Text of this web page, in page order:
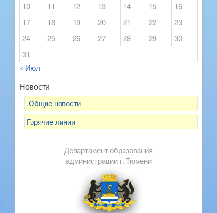
10
11 12 13 14 15
16
17
18 19 20 21 22
23
24
25 26 27 28 29
30
31
« Июл
Новости
.Общие новости
Горячие линии
Департамент образования
администрации г. Тюмени